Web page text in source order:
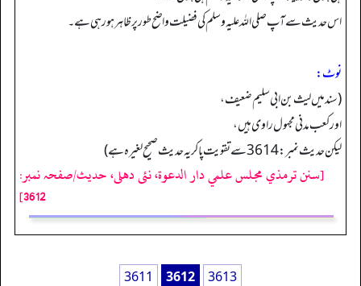
اس حدیث سے آپ صلی اللہ علیہ وسلم کی فضیلت واضح طور پر ظاہر ہو رہی ہے۔
نوٹ:
(سندمیں لیث بن ابی سلیم ضعیف،
اور کعب مدنی مجہول راوی ہیں،
لیکن حدیث نمبر:3614 سے تقویت پا کر یہ حدیث صحیح لغیرہ ہے)
[سنن ترمذي مجلس علمي دار الدعوة، نئى دهلى، حدیث/صفحہ نمبر:
3612]
3611 3612
3613